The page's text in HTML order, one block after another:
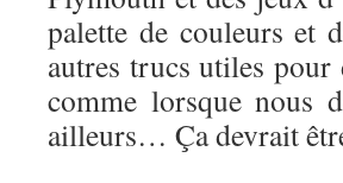
palette de couleurs et
autres trucs utiles pour
comme lorsque nous
ailleurs… Ça devrait